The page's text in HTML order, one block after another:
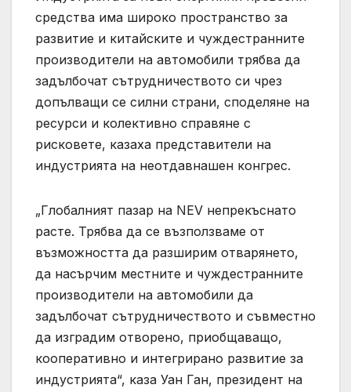
средства има широко пространство за
развитие и китайските и чуждестранните
производители на автомобили трябва да
задълбочат сътрудничеството си чрез
допълващи се силни страни, споделяне на
ресурси и колективно справяне с
рисковете, казаха представители на
индустрията на неотдавнашен конгрес.
„Глобалният пазар на NEV непрекъснато
расте. Трябва да се възползваме от
възможността да разширим отварянето,
да насърчим местните и чуждестранните
производители на автомобили да
задълбочат сътрудничеството и съвместно
да изградим отворено, приобщаващо,
кооперативно и интегрирано развитие за
индустрията“, каза Уан Ган, президент на